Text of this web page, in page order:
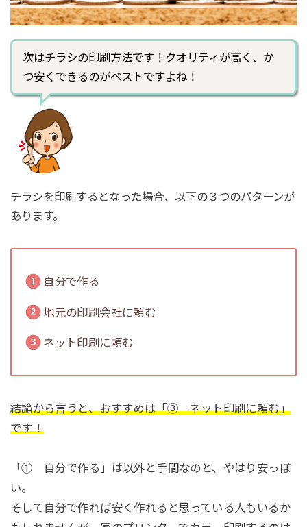
次はチラシの印刷方法です！クオリティが高く、か
つ安くできるのがベストですよね！
チラシを印刷するとなった場合、以下の３つのパターンが
あります。
自分で作る
地元の印刷会社に頼む
ネット印刷に頼む
結論から言うと、おすすめは「③ ネット印刷に頼む」
です！
「① 自分で作る」は以外と手間なのと、やはり安っぽ
い。
そして自分で作れば安く作れると思っている人もいるか